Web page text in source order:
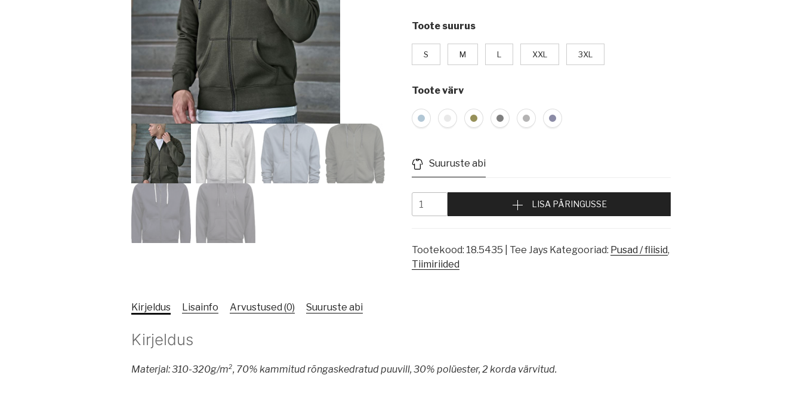
Toote suurus
S M L XXL 3XL
Toote värv
Suuruste abi
LISA PÄRINGUSSE
Tootekood: 18.5435 | Tee Jays Kategooriad: Pusad / fliisid,
Tiimiriided
Kirjeldus Lisainfo Arvustused (0) Suuruste abi
Kirjeldus
Materjal: 310-320g/m², 70% kammitud rõngaskedratud puuvill, 30% polüester, 2 korda värvitud.